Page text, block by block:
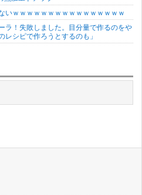
いｗｗｗｗｗｗｗｗｗｗｗｗｗｗｗｗ
ラ！失敗しました。目分量で作るのをや
シピで作ろうとするのも」